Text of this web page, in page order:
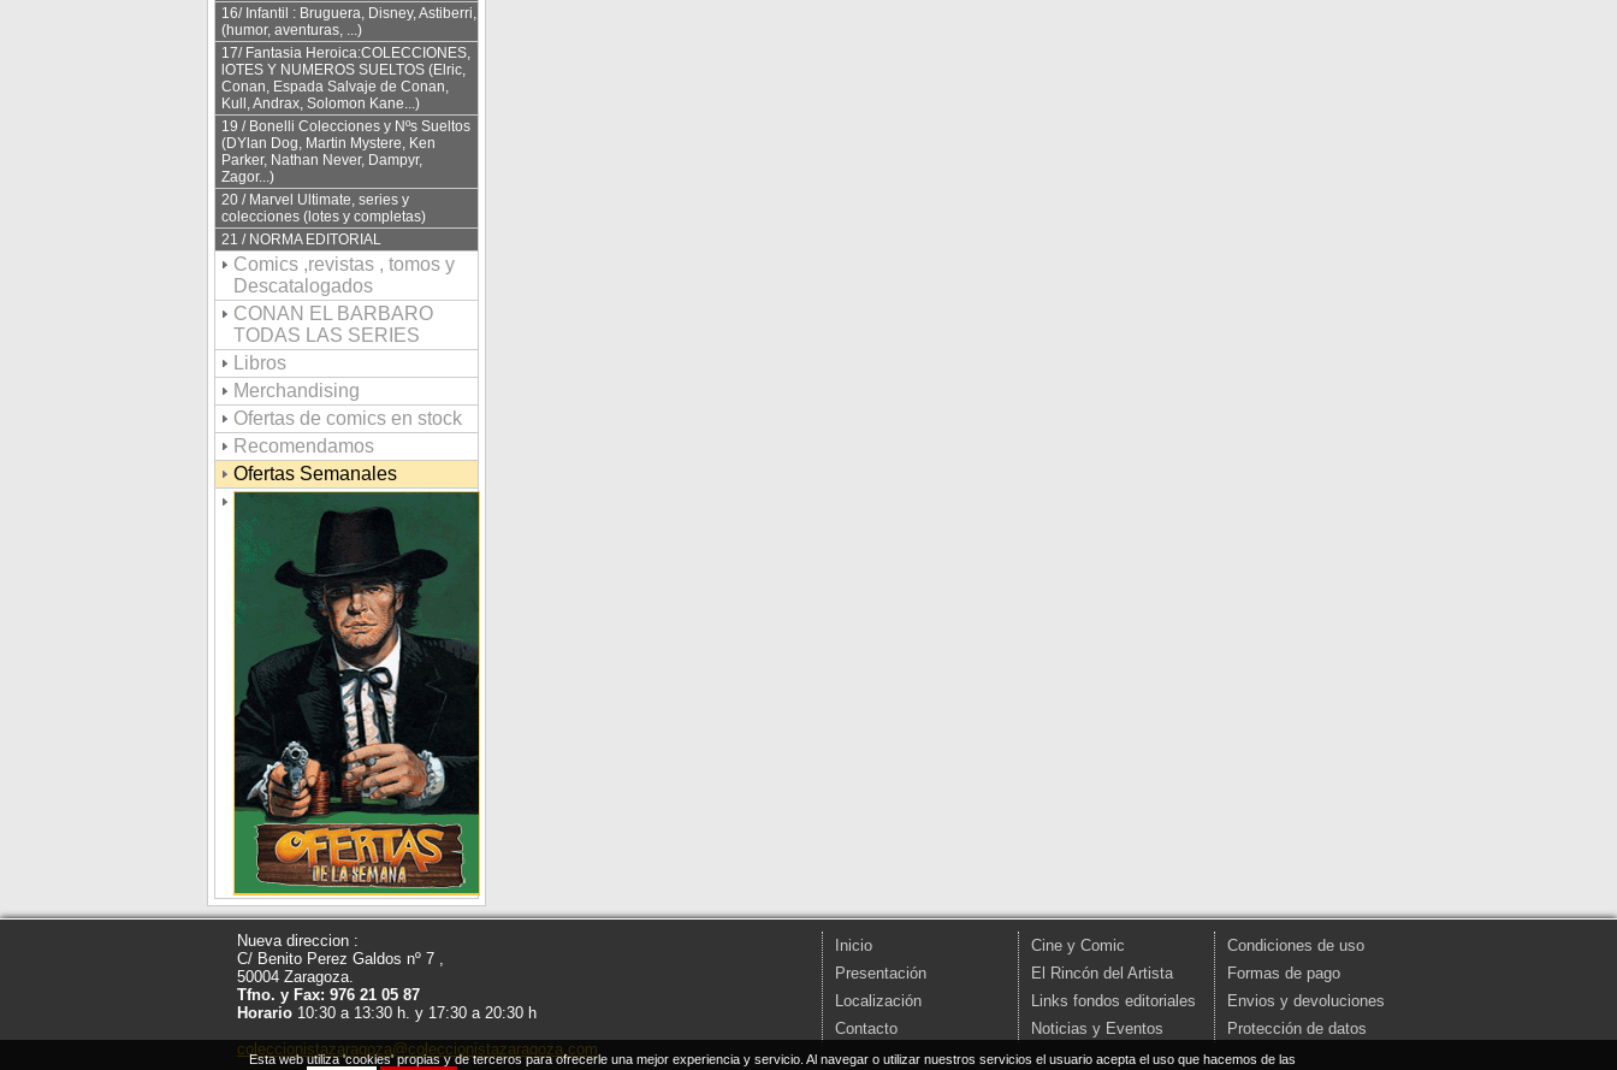
cerrar mensaje
Esta web utiliza 'cookies' propias y de terceros para ofrecerle una mejor experiencia y servicio. Al navegar o utilizar nuestros servicios el usuario acepta el uso que hacemos de las
16/ Infantil : Bruguera, Disney, Astiberri,
(humor, aventuras, ...)
17/ Fantasia Heroica:COLECCIONES,
lOTES Y NUMEROS SUELTOS (Elric,
Conan, Espada Salvaje de Conan,
Kull, Andrax, Solomon Kane...)
19 / Bonelli Colecciones y Nºs Sueltos
(DYlan Dog, Martin Mystere, Ken
Parker, Nathan Never, Dampyr,
Zagor...)
20 / Marvel Ultimate, series y
colecciones (lotes y completas)
21 / NORMA EDITORIAL
Comics ,revistas , tomos y
Descatalogados
CONAN EL BARBARO
TODAS LAS SERIES
Libros
Merchandising
Ofertas de comics en stock
Recomendamos
Ofertas Semanales
Condiciones de uso
Formas de pago
Envios y devoluciones
Protección de datos
Cine y Comic
El Rincón del Artista
Links fondos editoriales
Noticias y Eventos
Inicio
Presentación
Localización
Contacto
Nueva direccion :
C/ Benito Perez Galdos nº 7 ,
50004 Zaragoza.
Tfno. y Fax: 976 21 05 87
Horario 10:30 a 13:30 h. y 17:30 a 20:30 h
coleccionistazaragoza@coleccionistazaragoza.com